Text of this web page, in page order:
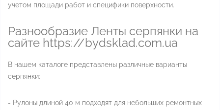
учетом площади работ и специфики поверхности.
Разнообразие Ленты серпянки на
сайте https://bydsklad.com.ua
В нашем каталоге представлены различные варианты
серпянки:
- Рулоны длиной 40 м подходят для небольших ремонтных